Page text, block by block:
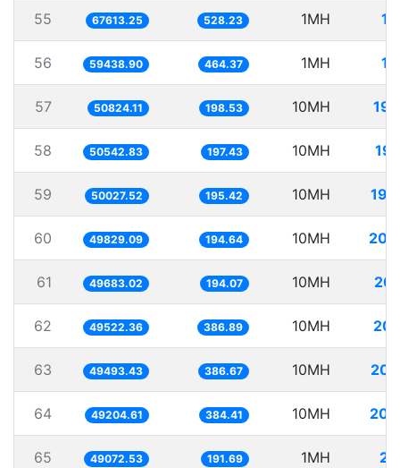
55 67613.25 528.23 1MH
56 59438.90 464.37 1MH
57 50824.11 198.53 10MH
58 50542.83 197.43 10MH
59 50027.52 195.42 10MH
60 49829.09 194.64 10MH
61 49683.02 194.07 10MH
62 49522.36 386.89 10MH
63 49493.43 386.67 10MH
64 49204.61 384.41 10MH
65 49072.53 191.69 1MH